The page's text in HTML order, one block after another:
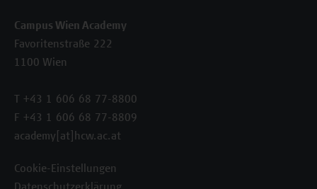
Campus Wien Academy
Favoritenstraße 222
1100 Wien
T +43 1 606 68 77-8800
F +43 1 606 68 77-8809
academy[at]hcw.ac.at
Cookie-Einstellungen